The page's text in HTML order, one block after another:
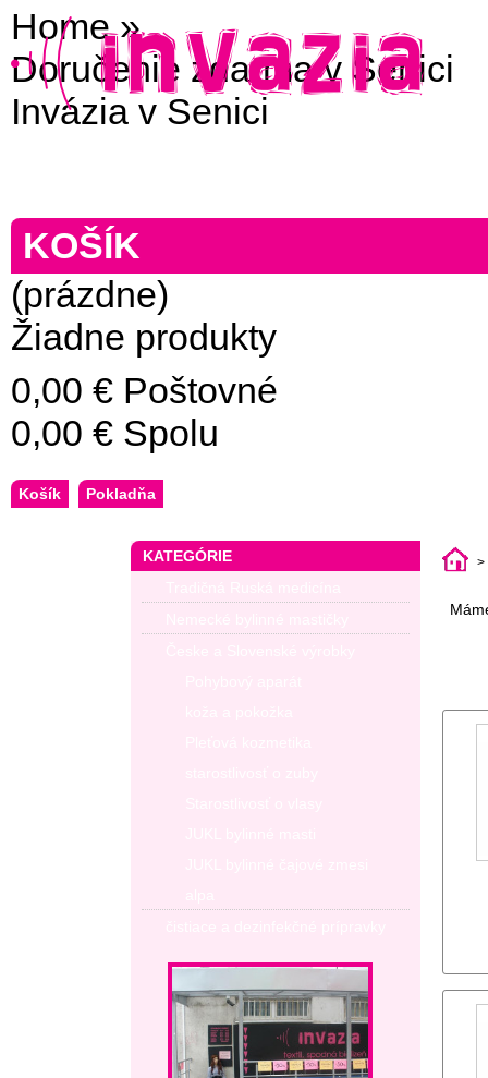
Home»
Doručenie zdarma v Senici
Invázia v Senici
KOŠÍK
(prázdne)
Žiadne produkty
0,00 € Poštovné
0,00 € Spolu
Košík Pokladňa
KATEGÓRIE
>